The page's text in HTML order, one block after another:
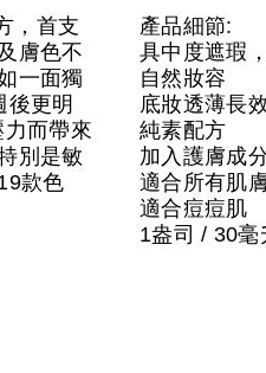
，首支
膚色不
一面獨
後更明
而帶來
別是敏
款色
產品細節:
具中度遮瑕
自然妝容
底妝透薄長
純素配方
加入護膚成
適合所有肌
適合痘痘肌
1盎司 / 30毫